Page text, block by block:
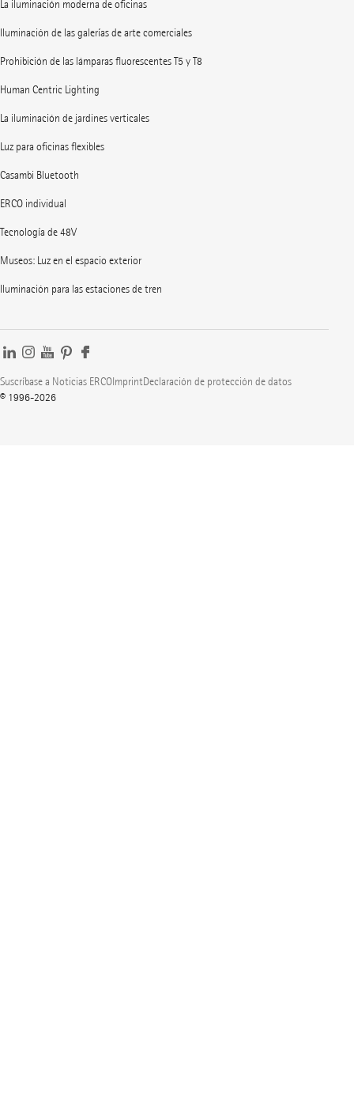
La iluminación moderna de oficinas
Iluminación de las galerías de arte comerciales
Prohibición de las lámparas fluorescentes T5 y T8
Human Centric Lighting
La iluminación de jardines verticales
Luz para oficinas flexibles
Casambi Bluetooth
ERCO individual
Tecnología de 48V
Museos: Luz en el espacio exterior
Iluminación para las estaciones de tren
Suscríbase a Noticias ERCOImprintDeclaración de protección de datos
© 1996-2026